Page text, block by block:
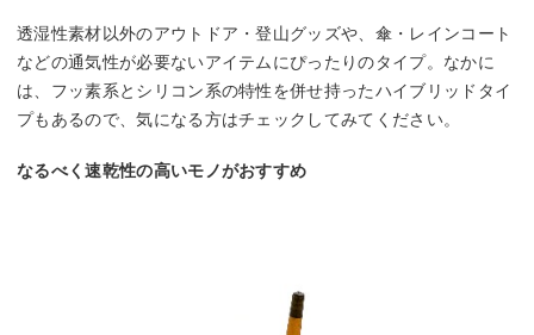
透湿性素材以外のアウトドア・登山グッズや、傘・レインコート
などの通気性が必要ないアイテムにぴったりのタイプ。なかに
は、フッ素系とシリコン系の特性を併せ持ったハイブリッドタイ
プもあるので、気になる方はチェックしてみてください。
なるべく速乾性の高いモノがおすすめ